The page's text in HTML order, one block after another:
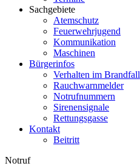
Sachgebiete
Atemschutz
Feuerwehrjugend
Kommunikation
Maschinen
Bürgerinfos
Verhalten im Brandfall
Rauchwarnmelder
Notrufnummern
Sirenensignale
Rettungsgasse
Kontakt
Beitritt
Notruf